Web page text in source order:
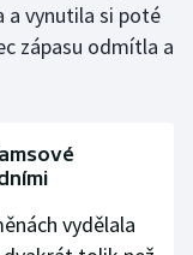
a vynutila si poté
zápasu odmítla a
vydělala